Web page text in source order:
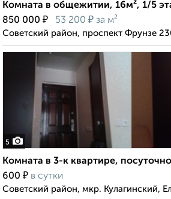
Комната в общежитии, 16м², 1/5
850 000 ₽ 53 200 ₽ за м²
Советский район, проспект Фрунзе
5
Комната в 3-к квартире,
600 ₽ в сутки
Советский район, мкр. Кулагинский,